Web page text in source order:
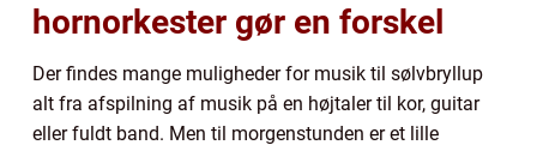
hornorkester gør en forskel
Der findes mange muligheder for musik til sølvbryllup
alt fra afspilning af musik på en højtaler til kor, guitar
eller fuldt band. Men til morgenstunden er et lille